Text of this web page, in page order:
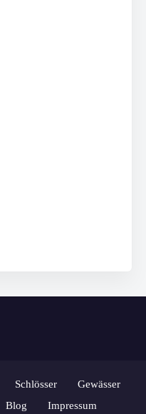
Schlösser
Gewässer
Blog Impressum